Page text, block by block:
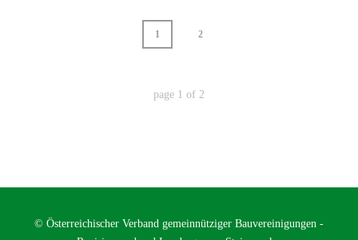
1 2
page 1 of 2
© Österreichischer Verband gemeinnütziger Bauvereinigungen -